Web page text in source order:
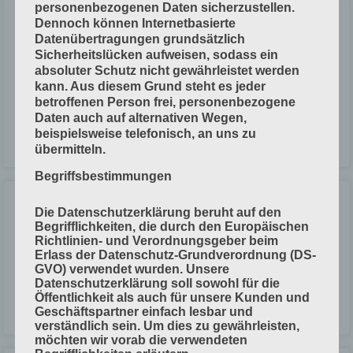
Probleme beim Falzen
Häufige Probleme beim Falzen, mögliche Ursachen und
Problemlösungen beim Taschenfalz-Gerät bei der Schwertfalz-Einheit
Taschenfalz-Gerät Problem Mögliche Ursache Problem-Lösung
Bogen-Einlauf in die Falztaschen ist
LESEN »
RAL
Einführung RAL-Farben sind in normierte Farben. Sie sind im RAL-
Farbsystem definiert. Dieses System wurde 1927 vom RAL-Institut in
Deutschland gegründet und wird international verwendet. Das
LESEN »
personenbezogenen Daten sicherzustellen.
Dennoch können Internetbasierte
Datenübertragungen grundsätzlich
Sicherheitslücken aufweisen, sodass ein
absoluter Schutz nicht gewährleistet werden
kann. Aus diesem Grund steht es jeder
betroffenen Person frei, personenbezogene
Daten auch auf alternativen Wegen,
beispielsweise telefonisch, an uns zu
übermitteln.
Begriffsbestimmungen
Die Datenschutzerklärung beruht auf den
Begrifflichkeiten, die durch den Europäischen
Richtlinien- und Verordnungsgeber beim
Erlass der Datenschutz-Grundverordnung (DS-
GVO) verwendet wurden. Unsere
Datenschutzerklärung soll sowohl für die
Öffentlichkeit als auch für unsere Kunden und
Geschäftspartner einfach lesbar und
verständlich sein. Um dies zu gewährleisten,
möchten wir vorab die verwendeten